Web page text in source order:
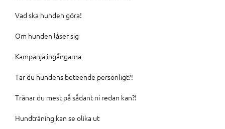
Vad ska hunden göra!
Om hunden låser sig
Kampanja ingångarna
Tar du hundens beteende personligt?!
Tränar du mest på sådant ni redan kan?!
Hundträning kan se olika ut